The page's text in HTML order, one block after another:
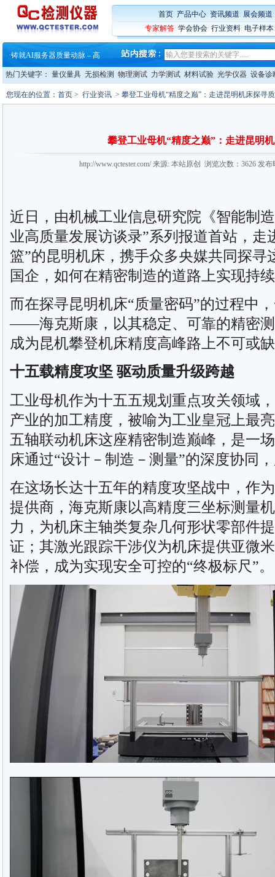
首页: 产品中心: 资讯频道: 展会频道
专家解答: 学会协会: 行业资料: 电子样本
蔡司软件 | 高效变形分析能
·铸就AI服务器质量动脉 – 高
·铸就AI服务器质量动脉 – 高
·ZEISS BOSELLO ADR 让内部缺
·蔡司和亿纬锂能达成战略合作
·蔡司软件 | 高效变形分析能
大牌云集 买家升级 ——26
热门关键字： 量仪量具 无损检测 物理测试 力学测试 材料试验 光学仪器 设备诊
您现在的位置： 首页 > 行业资讯 > 攀登工业母机“精度之巅”：走进昆明机床探寻
攀登工业母机“精度之巅”：走进昆明
http://www.qctester.com/ 来源: 本站原创 浏览次数：3626 发
近日，由机械工业信息研究院《智能制
业高质量发展访谈录”系列报道首站，走
篮”的昆明机床，携手众多央媒共同探寻
国企，如何在精密制造的道路上实现持
而在探寻昆明机床“质量密码”的过程中
——海克斯康，以其稳定、可靠的精密
成为昆机攀登机床精度高峰路上不可或
十五载精度攻坚 驱动质量升级跨越
工业母机作为十五五规划重点攻关领域
产业的加工精度，被喻为工业皇冠上最
五轴联动机床这座精密制造巅峰，是一
床通过“设计－制造－测量”的深度协同
在这场长达十五年的精度攻坚战中，作
提供商，海克斯康以高精度三坐标测量
力，为机床主轴类复杂几何形状零部件
证；其激光跟踪干涉仪为机床提供亚微
补偿，成为实现安全可控的“终极标尺”。